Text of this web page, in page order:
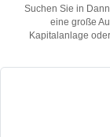
Suchen Sie in
eine große
Kapitalanlage